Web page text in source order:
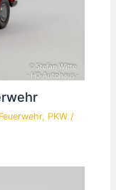
Feuerwehr, PKW /